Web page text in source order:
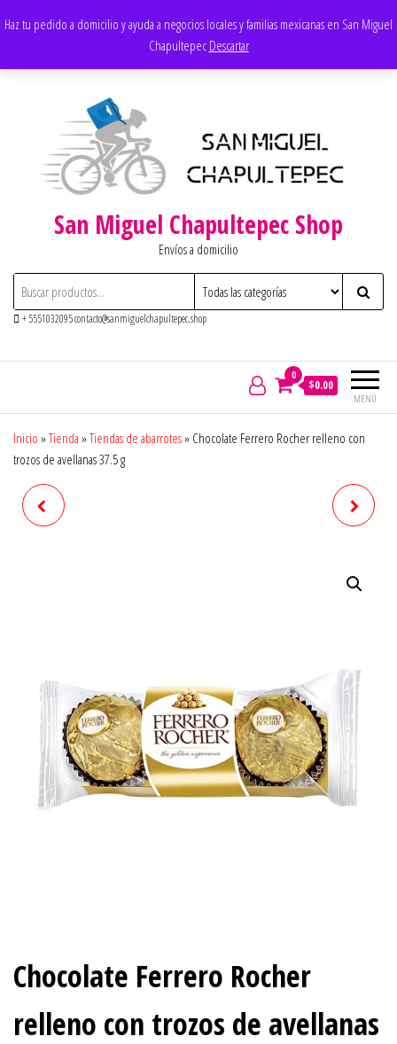
alHaz tu pedido a domicilio y ayuda a negocios locales y familias mexicanas en San Miguel
Chapultepec Descartar
San Miguel Chapultepec Shop
Envíos a domicilio
+ 5551032095 contacto@sanmiguelchapultepec.shop
MENÚ
0
$0.00
Inicio »Tienda »Tiendas de abarrotes» Chocolate Ferrero Rocher relleno con
trozos de avellanas 37.5 g
CHOCOLATE KINDER MAXI
Chocolate Ferrero Rocher
relleno con trozos de avellanas